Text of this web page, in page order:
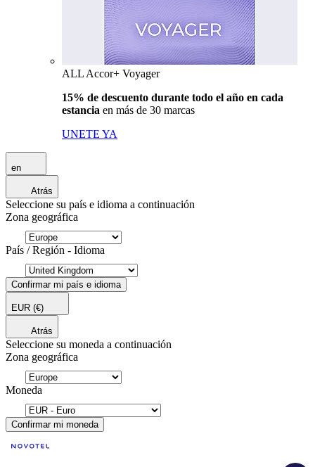
ALL Accor+ Voyager
15% de descuento durante todo el año en cada
estancia en más de 30 marcas
UNETE YA
en
Atrás
Seleccione su país e idioma a continuación
Zona geográfica
País / Región - Idioma
Confirmar mi país e idioma
EUR (€)
Atrás
Seleccione su moneda a continuación
Zona geográfica
Moneda
Confirmar mi moneda